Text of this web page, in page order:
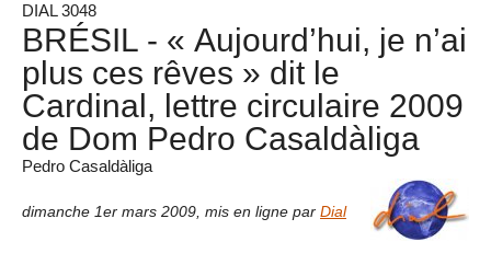
DIAL 3048
BRÉSIL - « Aujourd’hui, je n’ai
plus ces rêves » dit le
Cardinal, lettre circulaire 2009
de Dom Pedro Casaldàliga
Pedro Casaldàliga
dimanche 1er mars 2009 mis en ligne par Dial